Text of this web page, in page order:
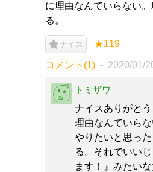
に理由なんていらない
る。
ナイス ★119
コメント(1) 2020/01/
トミザワ
ナイスありがと
理由なんていら
やりたいと思っ
る。それでいい
ます！』みたい